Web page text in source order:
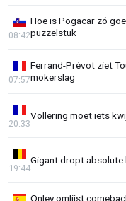
Hoe is Pogacar zó
puzzelstuk
08:42
Ferrand-Prévot ziet
mokerslag
07:57
Vollering moet iets
20:33
Gigant dropt absolute
19:44
Onley omlijst